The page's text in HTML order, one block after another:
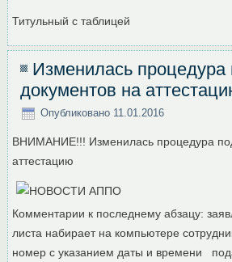
Титульный с таблицей
Изменилась процедура
документов на
Опубликовано 11.01.2016
ВНИМАНИЕ!!! Изменилась процедура
аттестацию
Комментарии к последнему абзацу:
листа набирает на компьютере
номер с указанием даты и времени